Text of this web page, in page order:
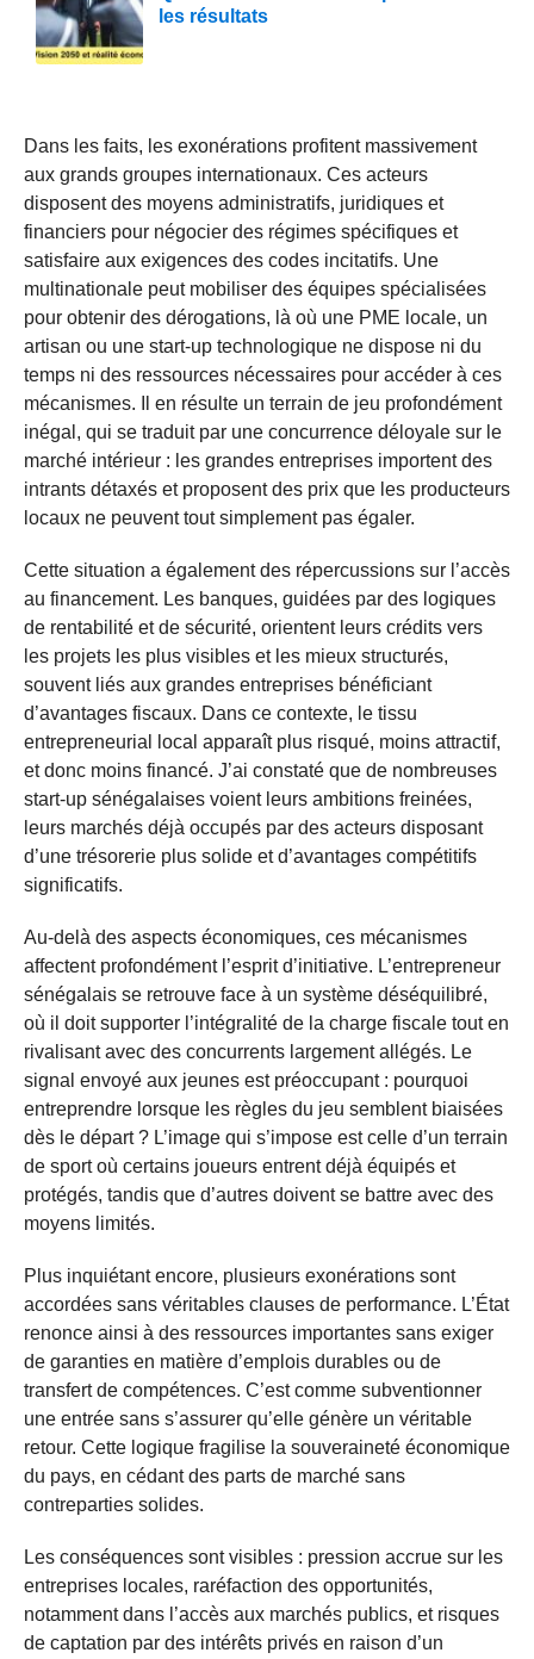
les résultats
Dans les faits, les exonérations profitent massivement
aux grands groupes internationaux. Ces acteurs
disposent des moyens administratifs, juridiques et
financiers pour négocier des régimes spécifiques et
satisfaire aux exigences des codes incitatifs. Une
multinationale peut mobiliser des équipes spécialisées
pour obtenir des dérogations, là où une PME locale, un
artisan ou une start-up technologique ne dispose ni du
temps ni des ressources nécessaires pour accéder à ces
mécanismes. Il en résulte un terrain de jeu profondément
inégal, qui se traduit par une concurrence déloyale sur le
marché intérieur : les grandes entreprises importent des
intrants détaxés et proposent des prix que les producteurs
locaux ne peuvent tout simplement pas égaler.
Cette situation a également des répercussions sur l’accès
au financement. Les banques, guidées par des logiques
de rentabilité et de sécurité, orientent leurs crédits vers
les projets les plus visibles et les mieux structurés,
souvent liés aux grandes entreprises bénéficiant
d’avantages fiscaux. Dans ce contexte, le tissu
entrepreneurial local apparaît plus risqué, moins attractif,
et donc moins financé. J’ai constaté que de nombreuses
start-up sénégalaises voient leurs ambitions freinées,
leurs marchés déjà occupés par des acteurs disposant
d’une trésorerie plus solide et d’avantages compétitifs
significatifs.
Au-delà des aspects économiques, ces mécanismes
affectent profondément l’esprit d’initiative. L’entrepreneur
sénégalais se retrouve face à un système déséquilibré,
où il doit supporter l’intégralité de la charge fiscale tout en
rivalisant avec des concurrents largement allégés. Le
signal envoyé aux jeunes est préoccupant : pourquoi
entreprendre lorsque les règles du jeu semblent biaisées
dès le départ ? L’image qui s’impose est celle d’un terrain
de sport où certains joueurs entrent déjà équipés et
protégés, tandis que d’autres doivent se battre avec des
moyens limités.
Plus inquiétant encore, plusieurs exonérations sont
accordées sans véritables clauses de performance. L’État
renonce ainsi à des ressources importantes sans exiger
de garanties en matière d’emplois durables ou de
transfert de compétences. C’est comme subventionner
une entrée sans s’assurer qu’elle génère un véritable
retour. Cette logique fragilise la souveraineté économique
du pays, en cédant des parts de marché sans
contreparties solides.
Les conséquences sont visibles : pression accrue sur les
entreprises locales, raréfaction des opportunités,
notamment dans l’accès aux marchés publics, et risques
de captation par des intérêts privés en raison d’un